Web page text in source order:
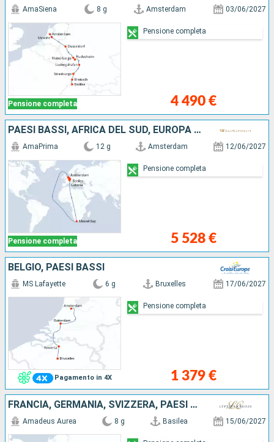
Pensione completa
AmaSiena 8 g Amsterdam 03/06/2027
4 490 €
Pensione completa
PAESI BASSI, AFRICA DEL SUD, EUROPA DEL NORD, GERMANIA, FRANCIA, SVIZZERA
Pensione completa
AmaPrima 12 g Amsterdam 12/06/2027
5 528 €
Pensione completa
BELGIO, PAESI BASSI
Pagamento in 4X
MS Lafayette 6 g Bruxelles 17/06/2027
1 379 €
Pensione completa
FRANCIA, GERMANIA, SVIZZERA, PAESI BASSI
Amadeus Aurea 8 g Basilea 15/06/2027